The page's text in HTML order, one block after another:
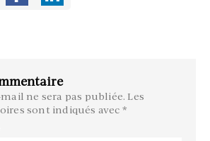
ne sera pas publiée. Les
sont indiqués avec *